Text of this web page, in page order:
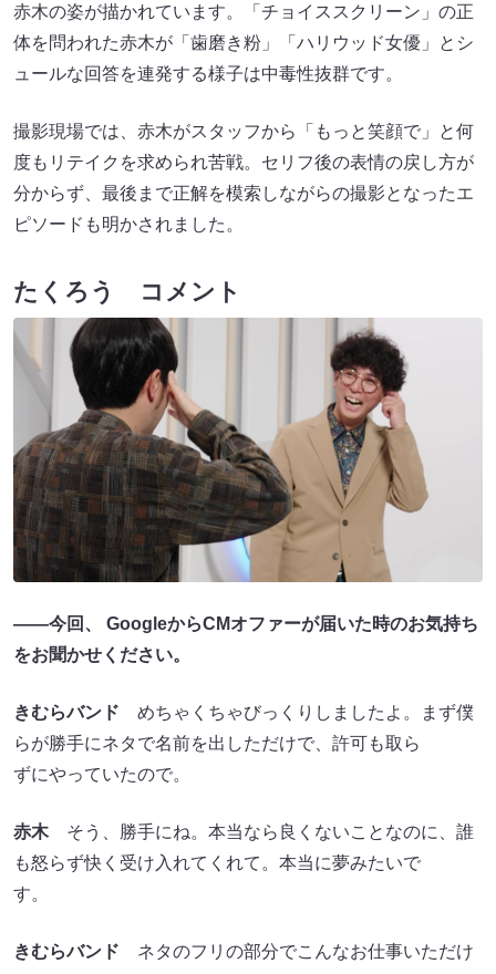
赤木の姿が描かれています。「チョイススクリーン」の正
体を問われた赤木が「歯磨き粉」「ハリウッド女優」とシ
ュールな回答を連発する様子は中毒性抜群です。
撮影現場では、赤木がスタッフから「もっと笑顔で」と何
度もリテイクを求められ苦戦。セリフ後の表情の戻し方が
分からず、最後まで正解を模索しながらの撮影となったエ
ピソードも明かされました。
たくろう コメント
――今回、 GoogleからCMオファーが届いた時のお気持ち
をお聞かせください。
きむらバンド めちゃくちゃびっくりしましたよ。まず僕
らが勝手にネタで名前を出しただけで、許可も取ら
ずにやっていたので。
赤木そう、勝手にね。本当なら良くないことなのに、誰
も怒らず快く受け入れてくれて。本当に夢みたいで
す。
きむらバンド ネタのフリの部分でこんなお仕事いただけ